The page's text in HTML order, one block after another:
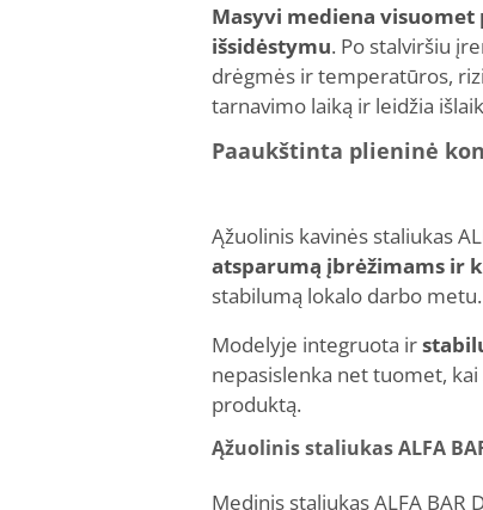
Masyvi mediena
išsidėstymu. Po stalviršiu
drėgmės ir temperatūros,
tarnavimo laiką ir leidžia
Paaukštinta plieninė
Ąžuolinis kavinės staliukas
atsparumą įbrėžimams ir
stabilumą lokalo darbo metu.
Modelyje integruota ir
nepasislenka net tuomet,
produktą.
Ąžuolinis staliukas ALFA
Medinis staliukas ALFA